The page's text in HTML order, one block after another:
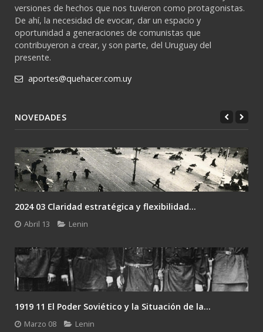
versiones de hechos que nos tuvieron como protagonistas.
De ahí, la necesidad de evocar, dar un espacio y
oportunidad a generaciones de comunistas que
contribuyeron a crear, y son parte, del Uruguay del
presente.
aportes@quehacer.com.uy
NOVEDADES
2024 03 Claridad estratégica y flexibilidad...
Abril 13 Lenin
1919 11 El Poder Soviético y la Situación de la...
Marzo 08 Lenin